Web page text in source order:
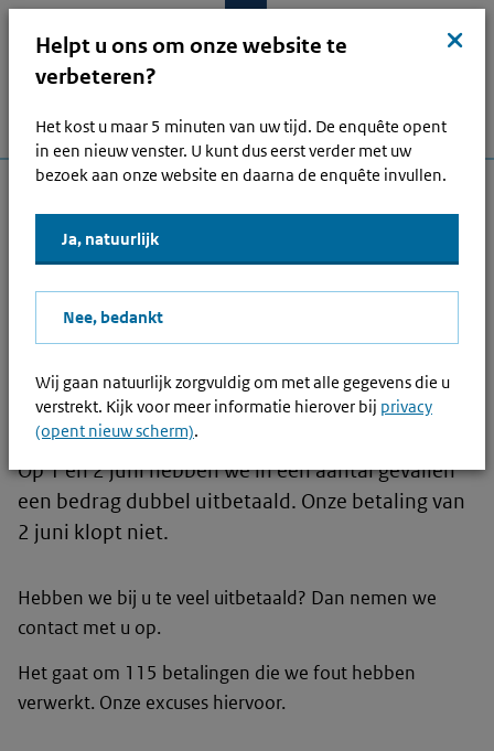
Ga naar hoofdinhoud
Ga direct naar hoofdnavigatie
Ga direct naar footer
Hoofdnavigatie
Home Menu Open
Lees voor
Bedrag ten onrechte 2 keer
uitbetaald
gepubliceerd: 09-06-2026, 10:15
Op 1 en 2 juni hebben we in een aantal gevallen
een bedrag dubbel uitbetaald. Onze betaling van
2 juni klopt niet.
Hebben we bij u te veel uitbetaald? Dan nemen we
contact met u op.
Het gaat om 115 betalingen die we fout hebben
verwerkt. Onze excuses hiervoor.
kruis
Helpt u ons om onze website te
verbeteren?
Het kost u maar 5 minuten van uw tijd. De enquête opent
in een nieuw venster. U kunt dus eerst verder met uw
bezoek aan onze website en daarna de enquête invullen.
Ja, natuurlijk
Nee, bedankt
Wij gaan natuurlijk zorgvuldig om met alle gegevens die u
verstrekt. Kijk voor meer informatie hierover bij privacy
(opent nieuw scherm).